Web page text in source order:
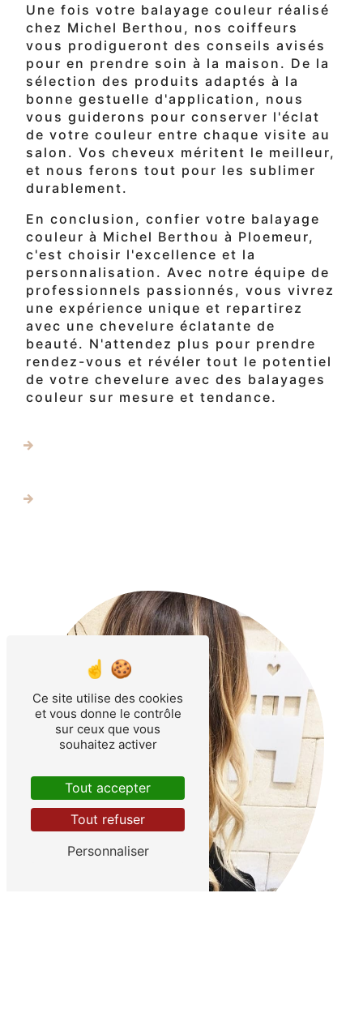
Une fois votre balayage couleur réalisé
chez Michel Berthou, nos coiffeurs
vous prodigueront des conseils avisés
pour en prendre soin à la maison. De la
sélection des produits adaptés à la
bonne gestuelle d'application, nous
vous guiderons pour conserver l'éclat
de votre couleur entre chaque visite au
salon. Vos cheveux méritent le meilleur,
et nous ferons tout pour les sublimer
durablement.
En conclusion, confier votre balayage
couleur à Michel Berthou à Ploemeur,
c'est choisir l'excellence et la
personnalisation. Avec notre équipe de
professionnels passionnés, vous vivrez
une expérience unique et repartirez
avec une chevelure éclatante de
beauté. N'attendez plus pour prendre
rendez-vous et révéler tout le potentiel
de votre chevelure avec des balayages
couleur sur mesure et tendance.
Ce site utilise des cookies
et vous donne le contrôle
sur ceux que vous
souhaitez activer
Tout accepter
Tout refuser
Personnaliser